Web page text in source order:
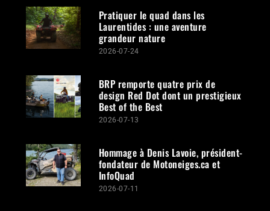
Pratiquer le quad dans les
Laurentides : une aventure
grandeur nature
2026-07-24
BRP remporte quatre prix de
design Red Dot dont un prestigieux
Best of the Best
2026-07-13
Hommage à Denis Lavoie, président-
fondateur de Motoneiges.ca et
InfoQuad
2026-07-11